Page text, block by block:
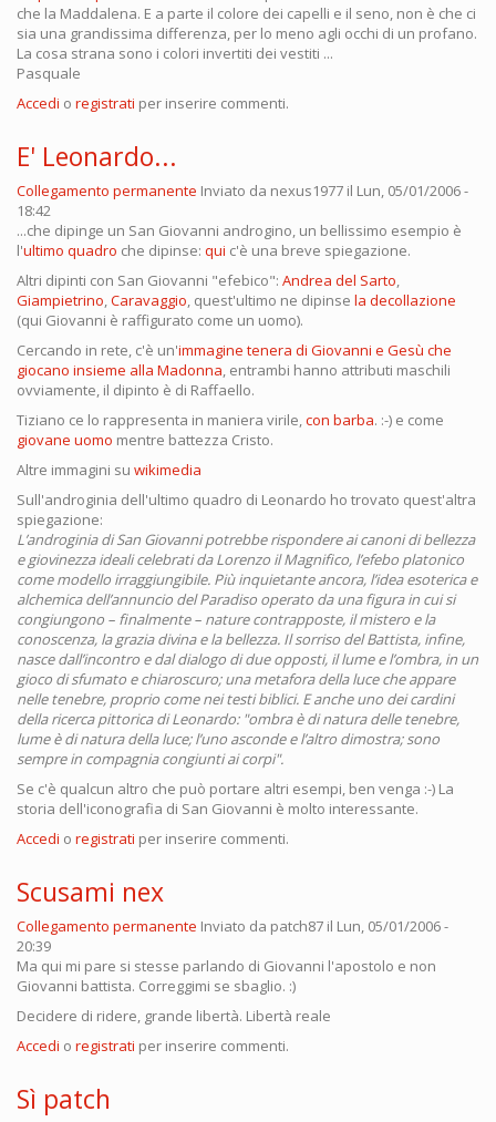
che la Maddalena. E a parte il colore dei capelli e il seno, non è che ci
sia una grandissima differenza, per lo meno agli occhi di un profano.
La cosa strana sono i colori invertiti dei vestiti ...
Pasquale
Accedi o registrati per inserire commenti.
E' Leonardo...
Collegamento permanente Inviato da nexus1977 il Lun, 05/01/2006 -
18:42
...che dipinge un San Giovanni androgino, un bellissimo esempio è
l'ultimo quadro che dipinse: qui c'è una breve spiegazione.
Altri dipinti con San Giovanni "efebico": Andrea del Sarto,
Giampietrino,Caravaggio, quest'ultimo ne dipinse la decollazione
(qui Giovanni è raffigurato come un uomo).
Cercando in rete, c'è un'immagine tenera di Giovanni e Gesù che
giocano insieme alla Madonna, entrambi hanno attributi maschili
ovviamente, il dipinto è di Raffaello.
Tiziano ce lo rappresenta in maniera virile,con barba. :-) e come
giovane uomo mentre battezza Cristo.
Altre immagini su wikimedia
Sull'androginia dell'ultimo quadro di Leonardo ho trovato quest'altra
spiegazione:
L’androginia di San Giovanni potrebbe rispondere ai canoni di bellezza
e giovinezza ideali celebrati da Lorenzo il Magnifico, l’efebo platonico
come modello irraggiungibile. Più inquietante ancora, l’idea esoterica e
alchemica dell’annuncio del Paradiso operato da una figura in cui si
congiungono – finalmente – nature contrapposte, il mistero e la
conoscenza, la grazia divina e la bellezza. Il sorriso del Battista, infine,
nasce dall’incontro e dal dialogo di due opposti, il lume e l’ombra, in un
gioco di sfumato e chiaroscuro; una metafora della luce che appare
nelle tenebre, proprio come nei testi biblici. E anche uno dei cardini
della ricerca pittorica di Leonardo: "ombra è di natura delle tenebre,
lume è di natura della luce; l’uno asconde e l’altro dimostra; sono
sempre in compagnia congiunti ai corpi".
Se c'è qualcun altro che può portare altri esempi, ben venga :-) La
storia dell'iconografia di San Giovanni è molto interessante.
Accedi o registrati per inserire commenti.
Scusami nex
Collegamento permanente Inviato da patch87 il Lun, 05/01/2006 -
20:39
Ma qui mi pare si stesse parlando di Giovanni l'apostolo e non
Giovanni battista. Correggimi se sbaglio. :)
Decidere di ridere, grande libertà. Libertà reale
Accedi o registrati per inserire commenti.
Sì patch